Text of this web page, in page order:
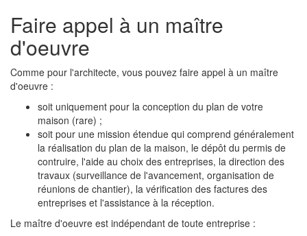
Faire appel à un maître
d'oeuvre
Comme pour l'architecte, vous pouvez faire appel à un maître
d'oeuvre :
soit uniquement pour la conception du plan de votre
maison (rare) ;
soit pour une mission étendue qui comprend généralement
la réalisation du plan de la maison, le dépôt du permis de
contruire, l'aide au choix des entreprises, la direction des
travaux (surveillance de l'avancement, organisation de
réunions de chantier), la vérification des factures des
entreprises et l'assistance à la réception.
Le maître d'oeuvre est indépendant de toute entreprise :